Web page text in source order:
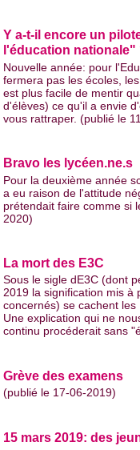
Y a-t-il encore un
l'éducation nationale"
Nouvelle année: pour
fermera pas les écoles,
est plus facile de mentir
d'élèves) ce qu'il a envie
vous rattraper. (publié le
Bravo les lycéen.ne.s
Pour la deuxième année
a eu raison de l'attitude
prétendait faire comme si
2020)
La mort des E3C
Sous le sigle dE3C (dont
2019 la signification mis à
concernés) se cachent
Une explication qui ne
continu procéderait sans
Grève des examens
(publié le 17-06-2019)
15 mars 2019: des